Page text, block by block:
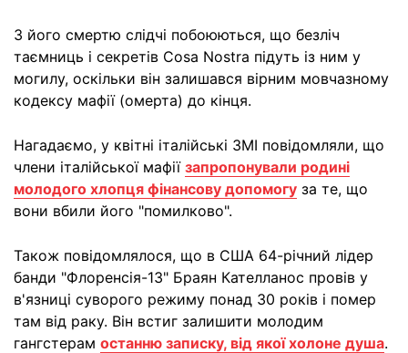
З його смертю слідчі побоюються, що безліч
таємниць і секретів Cosa Nostra підуть із ним у
могилу, оскільки він залишався вірним мовчазному
кодексу мафії (омерта) до кінця.
Нагадаємо, у квітні італійські ЗМІ повідомляли, що
члени італійської мафії запропонували родині
молодого хлопця фінансову допомогу за те, що
вони вбили його "помилково".
Також повідомлялося, що в США 64-річний лідер
банди "Флоренсія-13" Браян Кателланос провів у
в'язниці суворого режиму понад 30 років і помер
там від раку. Він встиг залишити молодим
гангстерам останню записку, від якої холоне душа.